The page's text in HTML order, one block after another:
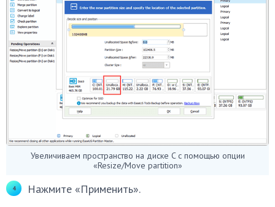
Увеличиваем пространство на диске C с помощью опции
«Resize/Move partition»
Нажмите «Применить».